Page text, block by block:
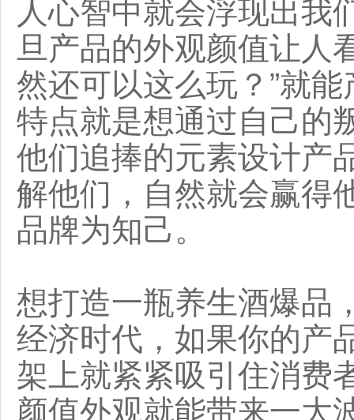
人心智中就会浮现出我
旦产品的外观颜值让人
然还可以这么玩？”就
特点就是想通过自己的
他们追捧的元素设计产
解他们，自然就会赢得
品牌为知己。
想打造一瓶养生酒爆品
经济时代，如果你的产
架上就紧紧吸引住消费
颜值外观就能带来一大